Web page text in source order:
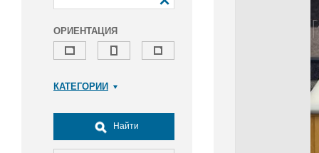
ОРИЕНТАЦИЯ
КАТЕГОРИИ
Досуг, туризм и отдых
Культура
Найти